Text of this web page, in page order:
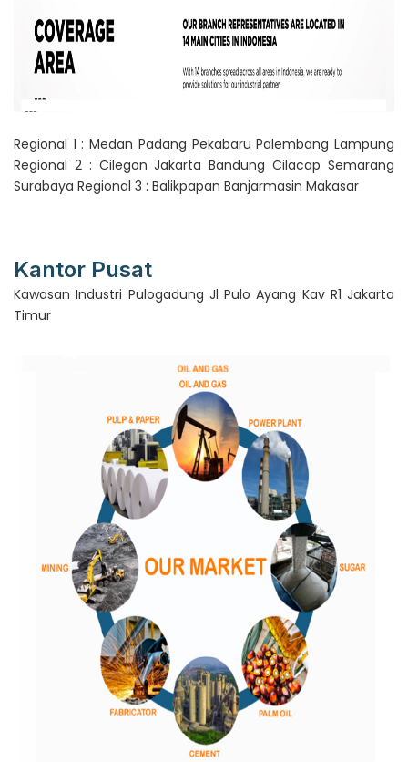
Regional 1 : Medan Padang Pekabaru Palembang Lampung
Regional 2 : Cilegon Jakarta Bandung Cilacap Semarang
Surabaya Regional 3 : Balikpapan Banjarmasin Makasar
Kantor Pusat
Kawasan Industri Pulogadung Jl Pulo Ayang Kav R1 Jakarta
Timur